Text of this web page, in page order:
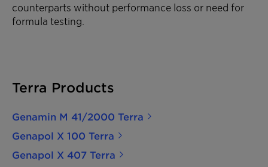
counterparts without performance loss or need for
formula testing.
Terra Products
Genamin M 41/2000 Terra
Genapol X 100 Terra
Genapol X 407 Terra